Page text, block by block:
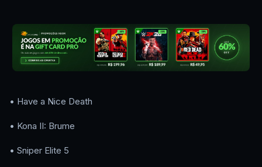
• Have a Nice Death
• Kona II: Brume
• Sniper Elite 5